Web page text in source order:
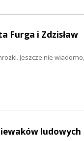
Furga i Zdzisław
Jeszcze nie wiadomo,
ludowych